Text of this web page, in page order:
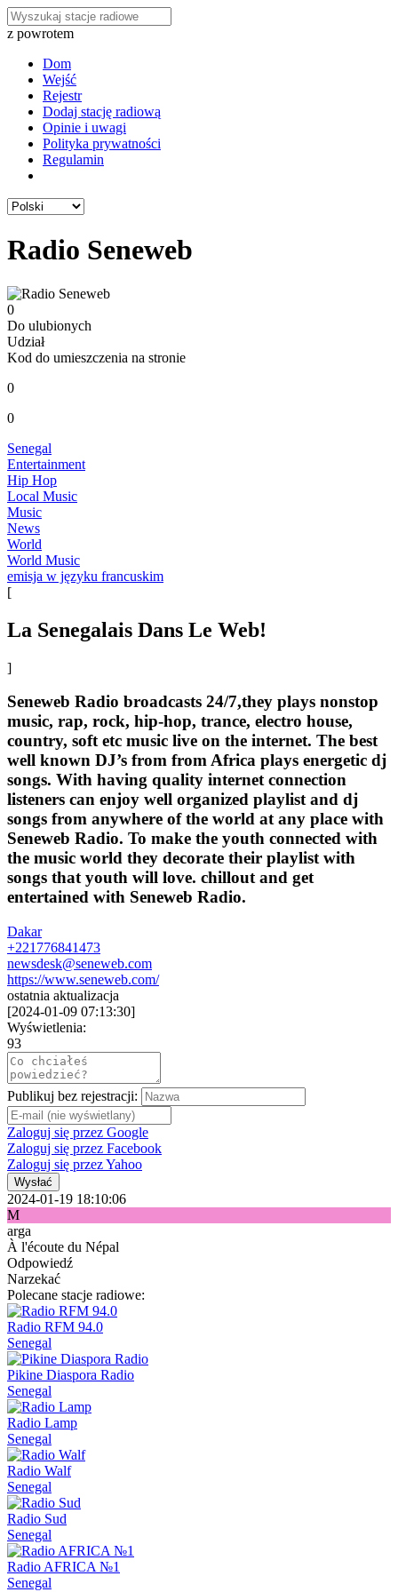
z powrotem
Dom
Wejść
Rejestr
Dodaj stację radiową
Opinie i uwagi
Polityka prywatności
Regulamin
Radio Seneweb
0
Do ulubionych
Udział
Kod do umieszczenia na stronie
0
0
Senegal
Entertainment
Hip Hop
Local Music
Music
News
World
World Music
emisja w języku francuskim
[
La Senegalais Dans Le Web!
]
Seneweb Radio broadcasts 24/7,they plays nonstop
music, rap, rock, hip-hop, trance, electro house,
country, soft etc music live on the internet. The best
well known DJ’s from from Africa plays energetic dj
songs. With having quality internet connection
listeners can enjoy well organized playlist and dj
songs from anywhere of the world at any place with
Seneweb Radio. To make the youth connected with
the music world they decorate their playlist with
songs that youth will love. chillout and get
entertained with Seneweb Radio.
Dakar
+221776841473
newsdesk@seneweb.com
https://www.seneweb.com/
ostatnia aktualizacja
[2024-01-09 07:13:30]
Wyświetlenia:
93
Publikuj bez rejestracji:
Zaloguj się przez Google
Zaloguj się przez Facebook
Zaloguj się przez Yahoo
Wysłać
2024-01-19 18:10:06
M
arga
À l'écoute du Népal
Odpowiedź
Narzekać
Polecane stacje radiowe:
Radio RFM 94.0
Senegal
Pikine Diaspora Radio
Senegal
Radio Lamp
Senegal
Radio Walf
Senegal
Radio Sud
Senegal
Radio AFRICA №1
Senegal